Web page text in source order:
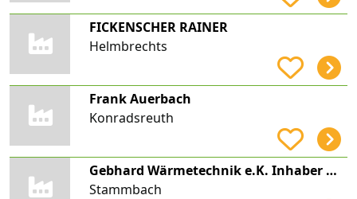
FICKENSCHER RAINER
Helmbrechts
Frank Auerbach
Konradsreuth
Gebhard Wärmetechnik e.K. Inhaber Michael Sachs
Stammbach